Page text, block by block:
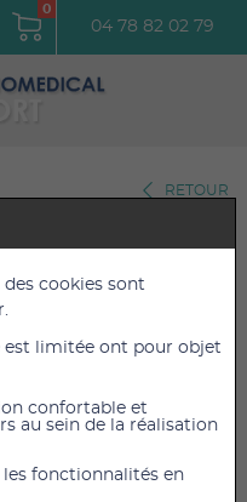
0
04 78 82 02 79
RETOUR
Slastix
souple
37,20 € TTC
cookies sont
est limitée ont pour objet
confortable et
au sein de la réalisation
fonctionnalités en